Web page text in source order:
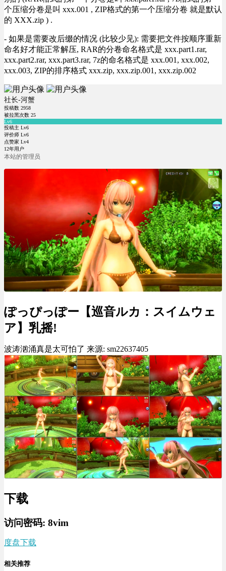
个压缩分卷是叫 xxx.001 , ZIP格式的第一个压缩分卷 就是默认
的 XXX.zip ) .
- 如果是需要改后缀的情况 (比较少见): 需要把文件按顺序重新
命名好才能正常解压, RAR的分卷命名格式是 xxx.part1.rar,
xxx.part2.rar, xxx.part3.rar, 7z的命名格式是 xxx.001, xxx.002,
xxx.003, ZIP的排序格式 xxx.zip, xxx.zip.001, xxx.zip.002
社长-河蟹
投稿数 2958
被拉黑次数 25
Lv6
投稿主 Lv6
评价师 Lv6
点赞家 Lv4
12年用户
本站的管理员
ぽっぴっぽー【巡音ルカ：スイムウェ
ア】乳摇!
波涛汹涌真是太可怕了 来源: sm22637405
下载
访问密码: 8vim
度盘下载
相关推荐